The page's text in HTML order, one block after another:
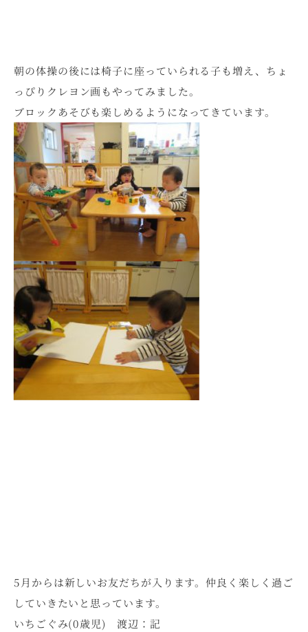
朝の体操の後には椅子に座っていられる子も増え、ちょ
っぴりクレヨン画もやってみました。
ブロックあそびも楽しめるようになってきています。
5月からは新しいお友だちが入ります。仲良く楽しく過ご
していきたいと思っています。
いちごぐみ(0歳児) 渡辺：記